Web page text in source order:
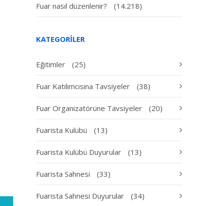
Fuar nasıl düzenlenir? (14.218)
KATEGORILER
Eğitimler (25)
Fuar Katılımcısına Tavsiyeler (38)
Fuar Organizatörüne Tavsiyeler (20)
Fuarista Kulübü (13)
Fuarista Kulübü Duyurular (13)
Fuarista Sahnesi (33)
Fuarista Sahnesi Duyurular (34)